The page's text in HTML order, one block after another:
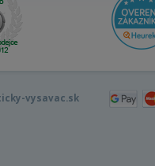
vysavac.sk